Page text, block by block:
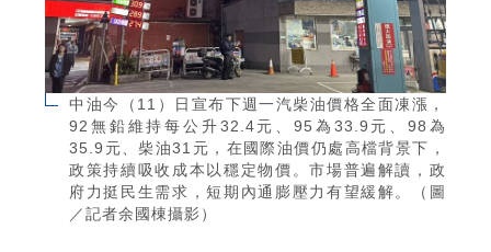
中油今（11）日宣布下週一汽柴油價格全面凍漲，
92無鉛維持每公升32.4元、95為33.9元、98為
35.9元、柴油31元，在國際油價仍處高檔背景下，
政策持續吸收成本以穩定物價。市場普遍解讀，政
府力挺民生需求，短期內通膨壓力有望緩解。（圖
／記者余國棟攝影）